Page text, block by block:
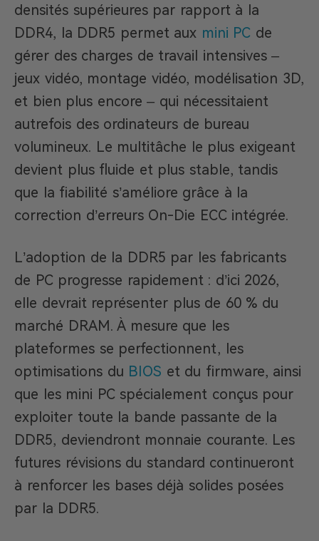
densités supérieures par rapport à la
DDR4, la DDR5 permet aux mini PC de
gérer des charges de travail intensives –
jeux vidéo, montage vidéo, modélisation 3D,
et bien plus encore – qui nécessitaient
autrefois des ordinateurs de bureau
volumineux. Le multitâche le plus exigeant
devient plus fluide et plus stable, tandis
que la fiabilité s’améliore grâce à la
correction d’erreurs On-Die ECC intégrée.
L’adoption de la DDR5 par les fabricants
de PC progresse rapidement : d’ici 2026,
elle devrait représenter plus de 60 % du
marché DRAM. À mesure que les
plateformes se perfectionnent, les
optimisations du BIOS et du firmware, ainsi
que les mini PC spécialement conçus pour
exploiter toute la bande passante de la
DDR5, deviendront monnaie courante. Les
futures révisions du standard continueront
à renforcer les bases déjà solides posées
par la DDR5.